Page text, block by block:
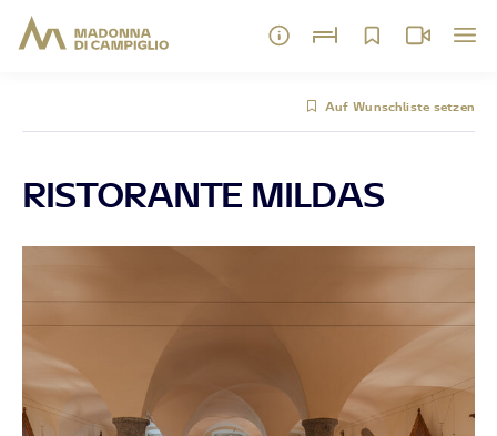
Auf Wunschliste setzen
RISTORANTE MILDAS